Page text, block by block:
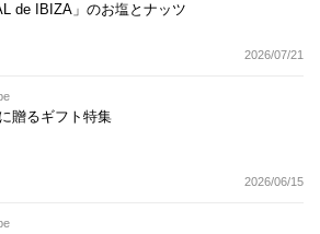
de IBIZA」のお塩とナッツ
2026/07/21
贈るギフト特集
2026/06/15